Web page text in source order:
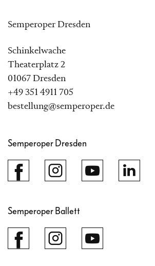
Semperoper Dresden
Schinkelwache
Theaterplatz 2
01067 Dresden
+49 351 4911 705
bestellung@semperoper.de
Semperoper Dresden
Semperoper Ballett